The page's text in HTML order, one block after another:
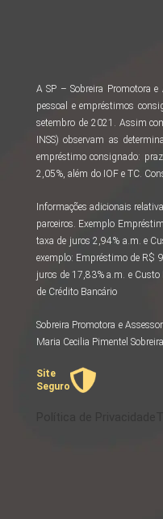
A SP – Sobreira Promotora
pessoal e empréstimos
setembro de 2021. Assim
INSS) observam as
empréstimo consignado:
2,05%, além do IOF e TC.
Informações adicionais
parceiros. Exemplo
taxa de juros 2,94% a.m. e
exemplo: Empréstimo de R$
juros de 17,83% a.m. e
de Crédito Bancário
Sobreira Promotora e
Maria Cecilia Pimentel
Site
Seguro